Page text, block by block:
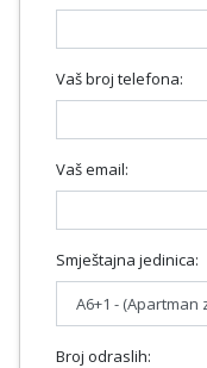
Vaš broj telefona:
Vaš email:
Smještajna jedinica:
Broj odraslih: